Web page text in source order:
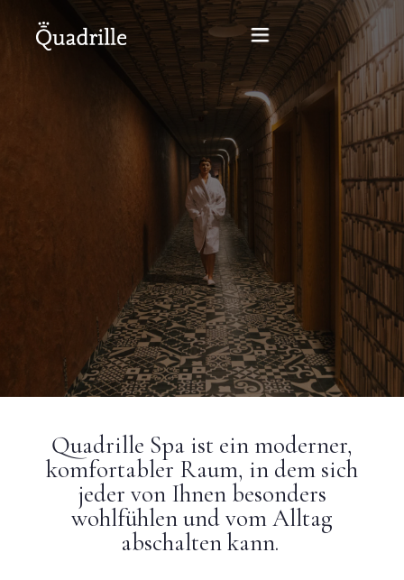
Hotel für Erwachsene
Zimmer
Pakete
SPA
Weißes Kaninchen Restaurant
Hochzeiten
Kontakt
PL
Quadrille Spa ist ein moderner,
komfortabler Raum, in dem sich
jeder von Ihnen besonders
wohlfühlen und vom Alltag
abschalten kann.